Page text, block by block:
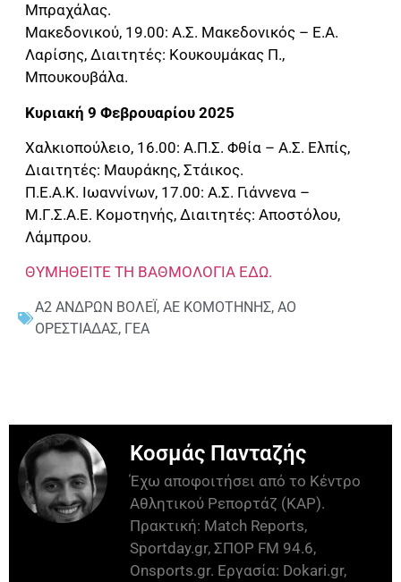
Μπραχάλας.
Μακεδονικού, 19.00: Α.Σ. Μακεδονικός – Ε.Α.
Λαρίσης, Διαιτητές: Κουκουμάκας Π.,
Μπουκουβάλα.
Κυριακή 9 Φεβρουαρίου 2025
Χαλκιοπούλειο, 16.00: Α.Π.Σ. Φθία – Α.Σ. Ελπίς,
Διαιτητές: Μαυράκης, Στάικος.
Π.Ε.Α.Κ. Ιωαννίνων, 17.00: Α.Σ. Γιάννενα –
Μ.Γ.Σ.Α.Ε. Κομοτηνής, Διαιτητές: Αποστόλου,
Λάμπρου.
ΘΥΜΗΘΕΙΤΕ ΤΗ ΒΑΘΜΟΛΟΓΙΑ ΕΔΩ.
Α2 ΑΝΔΡΩΝ ΒΟΛΕΪ, ΑΕ ΚΟΜΟΤΗΝΗΣ, ΑΟ
ΟΡΕΣΤΙΑΔΑΣ, ΓΕΑ
Κοσμάς Πανταζής
Έχω αποφοιτήσει από το Κέντρο
Αθλητικού Ρεπορτάζ (ΚΑΡ).
Πρακτική: Match Reports,
Sportday.gr, ΣΠΟΡ FM 94.6,
Onsports.gr. Εργασία: Dokari.gr,